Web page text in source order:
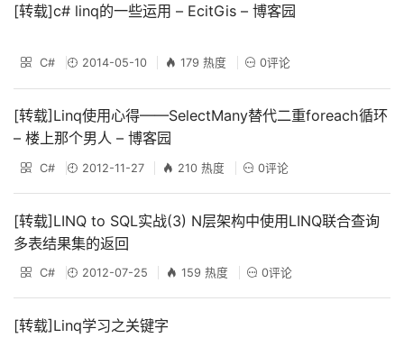
[转载]c# linq的一些运用 – EcitGis – 博客园
C# 2014-05-10 179 热度 0评论
[转载]Linq使用心得——SelectMany替代二重foreach循环
– 楼上那个男人 – 博客园
C# 2012-11-27 210 热度 0评论
[转载]LINQ to SQL实战(3) N层架构中使用LINQ联合查询
多表结果集的返回
C# 2012-07-25 159 热度 0评论
[转载]Linq学习之关键字